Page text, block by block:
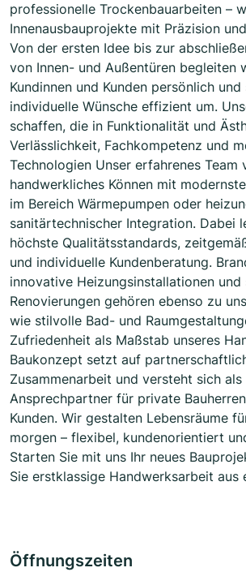
professionelle Trockenbauarbeiten –
Innenausbauprojekte mit Präzision
Von der ersten Idee bis zur
von Innen- und Außentüren begleiten
Kundinnen und Kunden persönlich und
individuelle Wünsche effizient um.
schaffen, die in Funktionalität und
Verlässlichkeit, Fachkompetenz und
Technologien Unser erfahrenes Team
handwerkliches Können mit
im Bereich Wärmepumpen oder
sanitärtechnischer Integration. Dabei
höchste Qualitätsstandards,
und individuelle Kundenberatung.
innovative Heizungsinstallationen
Renovierungen gehören ebenso zu
wie stilvolle Bad- und
Zufriedenheit als Maßstab unseres
Baukonzept setzt auf
Zusammenarbeit und versteht sich
Ansprechpartner für private
Kunden. Wir gestalten Lebensräume
morgen – flexibel, kundenorientiert
Starten Sie mit uns Ihr neues
Sie erstklassige Handwerksarbeit aus
Öffnungszeiten